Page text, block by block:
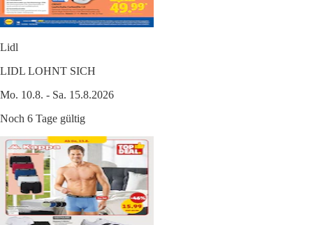
Lidl
LIDL LOHNT SICH
Mo. 10.8. - Sa. 15.8.2026
Noch 6 Tage gültig